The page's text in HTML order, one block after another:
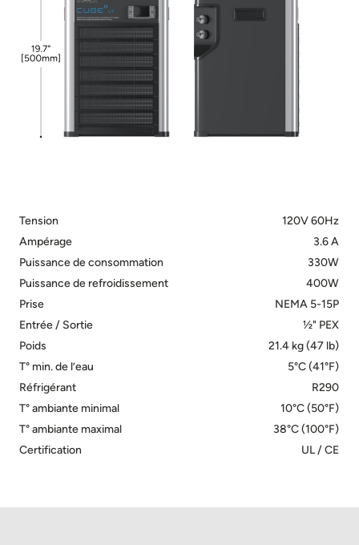
Tension
120V 60Hz
Ampérage
3.6 A
Puissance de consommation
330W
Puissance de refroidissement
400W
Prise
NEMA 5-15P
Entrée / Sortie
½" PEX
Poids
21.4 kg (47 lb)
T° min. de l’eau
5°C (41°F)
Réfrigérant
R290
T° ambiante minimal
10°C (50°F)
T° ambiante maximal
38°C (100°F)
Certification
UL / CE